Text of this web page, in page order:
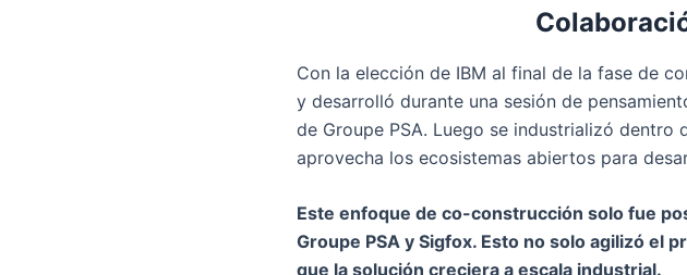
Con la elección de IBM al final de la fase de
y desarrolló durante una sesión de
de Groupe PSA. Luego se industrializó dentro
aprovecha los ecosistemas abiertos para
Este enfoque de co-construcción solo fue
Groupe PSA y Sigfox. Esto no solo agilizó el
que la solución creciera a escala industrial.